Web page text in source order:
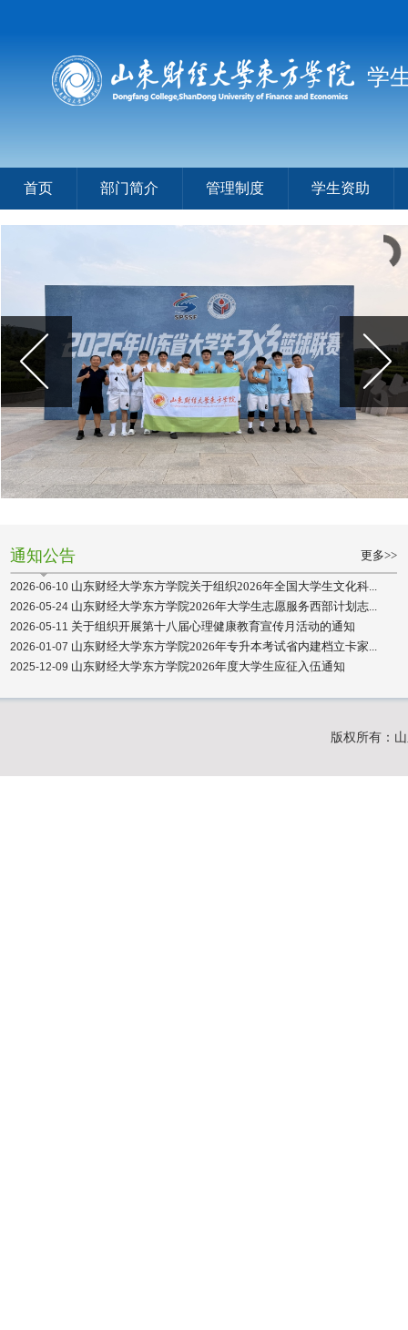
学
首页 部门简介 管理制度 学生资助
通知公告 更多>>
2026-06-10 山东财经大学东方学院关于组织2026年全国大学生文化科...
2026-05-24 山东财经大学东方学院2026年大学生志愿服务西部计划志...
2026-05-11 关于组织开展第十八届心理健康教育宣传月活动的通知
2026-01-07 山东财经大学东方学院2026年专升本考试省内建档立卡家...
2025-12-09 山东财经大学东方学院2026年度大学生应征入伍通知
版权所有：